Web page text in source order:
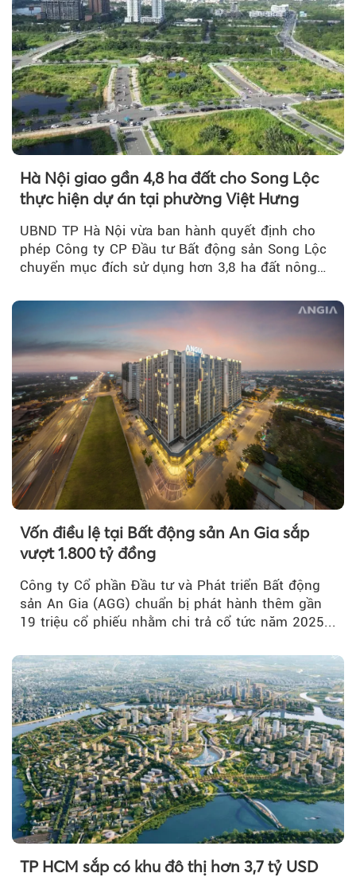
Hà Nội giao gần 4,8 ha đất cho Song Lộc
thực hiện dự án tại phường Việt Hưng
UBND TP Hà Nội vừa ban hành quyết định cho
phép Công ty CP Đầu tư Bất động sản Song Lộc
chuyển mục đích sử dụng hơn 3,8 ha đất nông
Vốn điều lệ tại Bất động sản An Gia sắp
vượt 1.800 tỷ đồng
Công ty Cổ phần Đầu tư và Phát triển Bất động
sản An Gia (AGG) chuẩn bị phát hành thêm gần
19 triệu cổ phiếu nhằm chi trả cổ tức năm 2025...
TP HCM sắp có khu đô thị hơn 3,7 tỷ USD